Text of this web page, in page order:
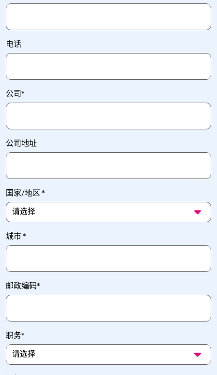
电话
公司 *
公司地址
国家/地区 *
城市 *
邮政编码*
职务*